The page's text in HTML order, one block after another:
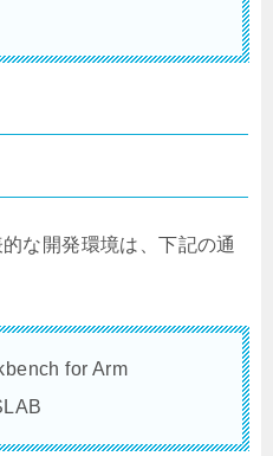
な開発環境は、下記の通
for Arm